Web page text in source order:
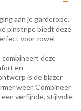
aan je garderobe.
pinstripe biedt deze
voor zowel
deze
en
is de blazer
weer. Combineer
een verfijnde, stijlvolle